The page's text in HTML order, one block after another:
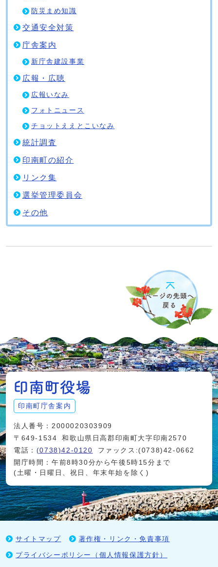
防災まめ知識
交通安全対策
庁舎案内
新庁舎建設事業
広報・広聴
広報いなみ
フォトニュース
チョットええとこいなみ
統計調査
印南町の紹介
リンク集
選挙管理委員会
その他
印南町庁舎案内
法人番号：2000020303909
〒649-1534
和歌山県日高郡印南町大字印南2570
電話： (0738)42-0120
ファックス:(0738)42-0662
開庁時間：午前8時30分から午後5時15分まで
(土曜・日曜日、祝日、年末年始を除く)
サイトマップ 著作権・リンク・免責事項
プライバシーポリシー（個人情報保護方針）